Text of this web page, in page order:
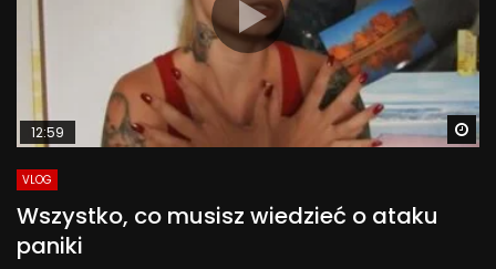
12:59
VLOG
Wszystko, co musisz wiedzieć o ataku
paniki